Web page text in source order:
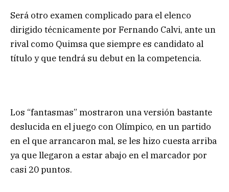
Será otro examen complicado para el elenco
dirigido técnicamente por Fernando Calvi, ante un
rival como Quimsa que siempre es candidato al
título y que tendrá su debut en la competencia.
Los “fantasmas” mostraron una versión bastante
deslucida en el juego con Olímpico, en un partido
en el que arrancaron mal, se les hizo cuesta arriba
ya que llegaron a estar abajo en el marcador por
casi 20 puntos.